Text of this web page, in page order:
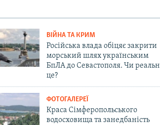
ВІЙНА ТА КРИМ
Російська влада обіцяє закрити
морський шлях українським
БпЛА до Севастополя. Чи
це?
ФОТОГАЛЕРЕЇ
Краса Сімферопольського
водосховища та занедбаність